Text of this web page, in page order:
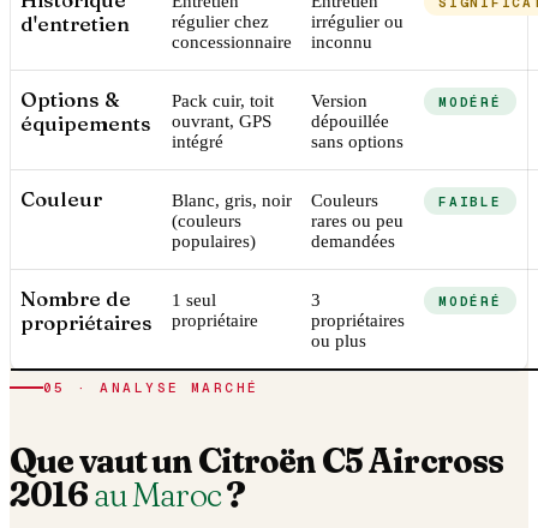
d'entretien
régulier chez
concessionnaire
irrégulier ou
inconnu
Options &
équipements
Pack cuir, toit
ouvrant, GPS
intégré
Version
dépouillée
sans options
MODÉRÉ
Couleur
Blanc, gris, noir
(couleurs
populaires)
Couleurs
rares ou peu
demandées
FAIBLE
Nombre de
propriétaires
1 seul
propriétaire
3
propriétaires
ou plus
MODÉRÉ
05 · ANALYSE MARCHÉ
Que vaut unCitroënC5 Aircross
2016au Maroc?